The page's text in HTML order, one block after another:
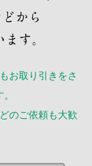
お取り引きをさ
のご依頼も大歓